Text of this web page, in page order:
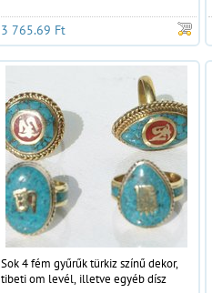
3 765.69 Ft
Sok 4 fém gyűrűk türkiz színű dekor,
tibeti om levél, illetve egyéb dísz